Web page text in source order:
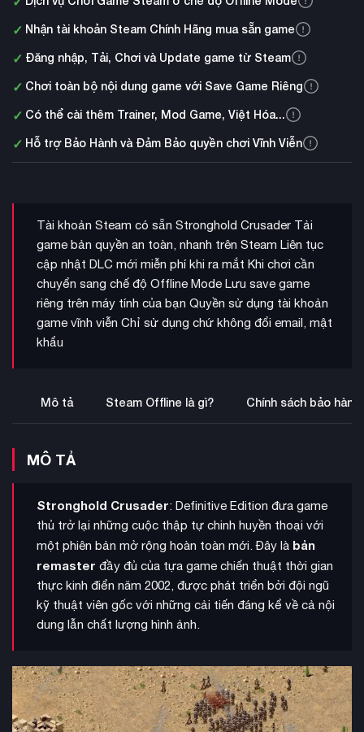
✓ Nhận tài khoản Steam Chính Hãng mua sẵn game
✓ Đăng nhập, Tải, Chơi và Update game từ Steam
✓ Chơi toàn bộ nội dung game với Save Game Riêng
✓ Có thể cài thêm Trainer, Mod Game, Việt Hóa...
✓ Hỗ trợ Bảo Hành và Đảm Bảo quyền chơi Vĩnh Viễn
Tài khoản Steam có sẵn Stronghold Crusader Tải
game bản quyền an toàn, nhanh trên Steam Liên tục
cập nhật DLC mới miễn phí khi ra mắt Khi chơi cần
chuyển sang chế độ Offline Mode Lưu save game
riêng trên máy tính của bạn Quyền sử dụng tài khoản
game vĩnh viễn Chỉ sử dụng chứ không đổi email, mật
khẩu
Mô tả Steam Offline là gì? Chính sách bảo hành
MÔ TẢ
Stronghold Crusader: Definitive Edition đưa game
thủ trở lại những cuộc thập tự chinh huyền thoại với
một phiên bản mở rộng hoàn toàn mới. Đây là bản
remaster đầy đủ của tựa game chiến thuật thời gian
thực kinh điển năm 2002, được phát triển bởi đội ngũ
kỹ thuật viên gốc với những cải tiến đáng kể về cả nội
dung lẫn chất lượng hình ảnh.